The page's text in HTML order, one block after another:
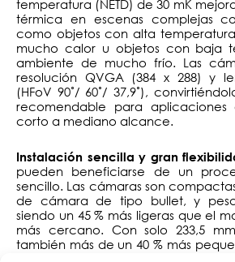
temperatura (NETD) de 30 mK
térmica en escenas complejas
como objetos con alta
mucho calor u objetos con baja
ambiente de mucho frío. Las
resolución QVGA (384 x 288) y
(HFoV 90˚/ 60˚/ 37,9˚),
recomendable para aplicaciones
corto a mediano alcance.
Instalación sencilla y gran
pueden beneficiarse de un
sencillo. Las cámaras son
de cámara de tipo bullet, y
siendo un 45 % más ligeras que el
más cercano. Con solo 233,5
también más de un 40 % más